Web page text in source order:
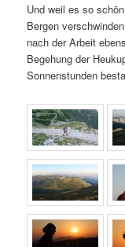
Und weil es so
Bergen
nach der Arbeit
Begehung der
Sonnenstunden